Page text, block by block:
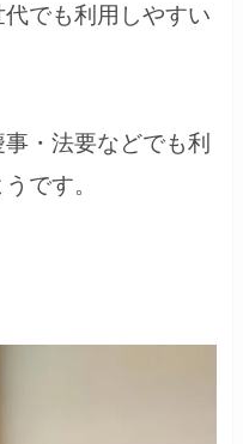
でも利用しやすい
・法要などでも利
です。